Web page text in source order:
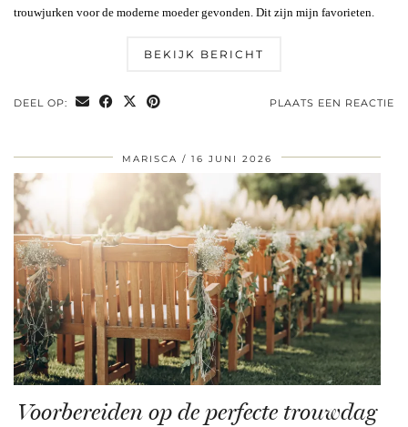
trouwjurken voor de moderne moeder gevonden. Dit zijn mijn favorieten.
BEKIJK BERICHT
DEEL OP: PLAATS EEN REACTIE
MARISCA 16 JUNI 2026
Voorbereiden op de perfecte trouwdag